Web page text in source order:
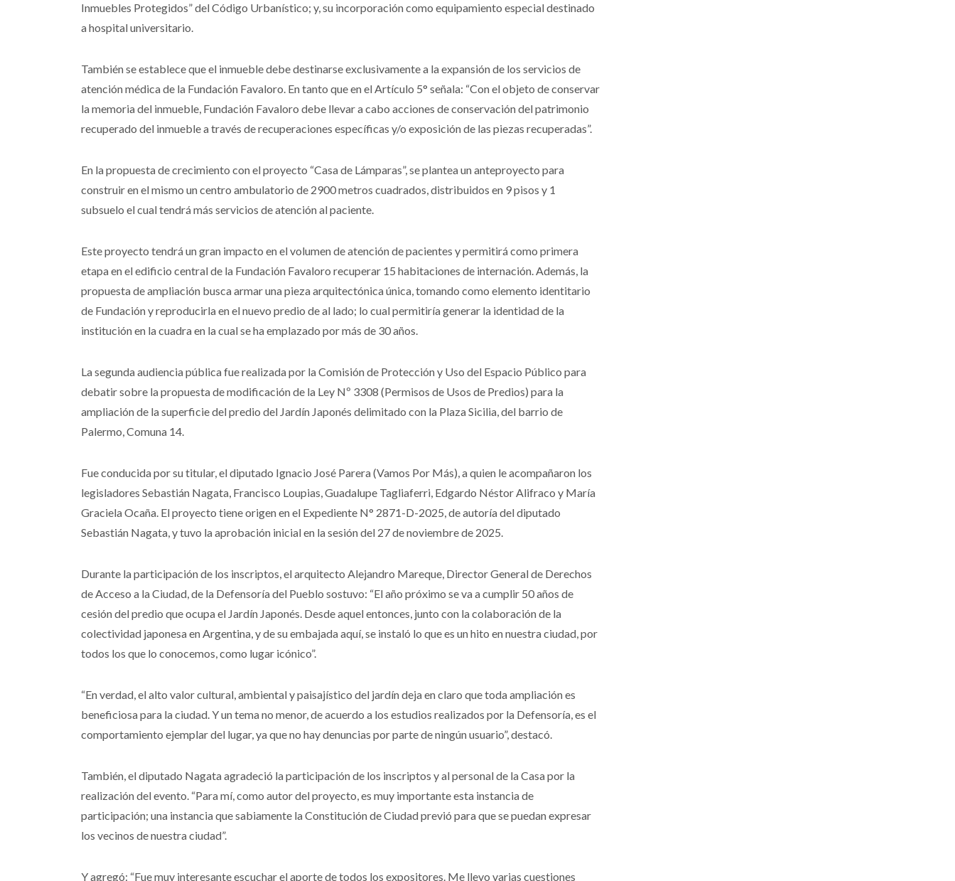
Inmuebles Protegidos” del Código Urbanístico; y, su incorporación como equipamiento especial destinado
a hospital universitario.
También se establece que el inmueble debe destinarse exclusivamente a la expansión de los servicios de
atención médica de la Fundación Favaloro. En tanto que en el Artículo 5° señala: “Con el objeto de conservar
la memoria del inmueble, Fundación Favaloro debe llevar a cabo acciones de conservación del patrimonio
recuperado del inmueble a través de recuperaciones específicas y/o exposición de las piezas recuperadas”.
En la propuesta de crecimiento con el proyecto “Casa de Lámparas”, se plantea un anteproyecto para
construir en el mismo un centro ambulatorio de 2900 metros cuadrados, distribuidos en 9 pisos y 1
subsuelo el cual tendrá más servicios de atención al paciente.
Este proyecto tendrá un gran impacto en el volumen de atención de pacientes y permitirá como primera
etapa en el edificio central de la Fundación Favaloro recuperar 15 habitaciones de internación. Además, la
propuesta de ampliación busca armar una pieza arquitectónica única, tomando como elemento identitario
de Fundación y reproducirla en el nuevo predio de al lado; lo cual permitiría generar la identidad de la
institución en la cuadra en la cual se ha emplazado por más de 30 años.
La segunda audiencia pública fue realizada por la Comisión de Protección y Uso del Espacio Público para
debatir sobre la propuesta de modificación de la Ley Nº 3308 (Permisos de Usos de Predios) para la
ampliación de la superficie del predio del Jardín Japonés delimitado con la Plaza Sicilia, del barrio de
Palermo, Comuna 14.
Fue conducida por su titular, el diputado Ignacio José Parera (Vamos Por Más), a quien le acompañaron los
legisladores Sebastián Nagata, Francisco Loupias, Guadalupe Tagliaferri, Edgardo Néstor Alifraco y María
Graciela Ocaña. El proyecto tiene origen en el Expediente N° 2871-D-2025, de autoría del diputado
Sebastián Nagata, y tuvo la aprobación inicial en la sesión del 27 de noviembre de 2025.
Durante la participación de los inscriptos, el arquitecto Alejandro Mareque, Director General de Derechos
de Acceso a la Ciudad, de la Defensoría del Pueblo sostuvo: “El año próximo se va a cumplir 50 años de
cesión del predio que ocupa el Jardín Japonés. Desde aquel entonces, junto con la colaboración de la
colectividad japonesa en Argentina, y de su embajada aquí, se instaló lo que es un hito en nuestra ciudad, por
todos los que lo conocemos, como lugar icónico”.
“En verdad, el alto valor cultural, ambiental y paisajístico del jardín deja en claro que toda ampliación es
beneficiosa para la ciudad. Y un tema no menor, de acuerdo a los estudios realizados por la Defensoría, es el
comportamiento ejemplar del lugar, ya que no hay denuncias por parte de ningún usuario”, destacó.
También, el diputado Nagata agradeció la participación de los inscriptos y al personal de la Casa por la
realización del evento. “Para mí, como autor del proyecto, es muy importante esta instancia de
participación; una instancia que sabiamente la Constitución de Ciudad previó para que se puedan expresar
los vecinos de nuestra ciudad”.
Y agregó: “Fue muy interesante escuchar el aporte de todos los expositores. Me llevo varias cuestiones